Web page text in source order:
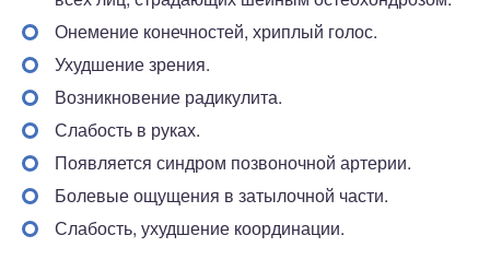
Онемение конечностей, хриплый голос.
Ухудшение зрения.
Возникновение радикулита.
Слабость в руках.
Появляется синдром позвоночной артерии.
Болевые ощущения в затылочной части.
Слабость, ухудшение координации.